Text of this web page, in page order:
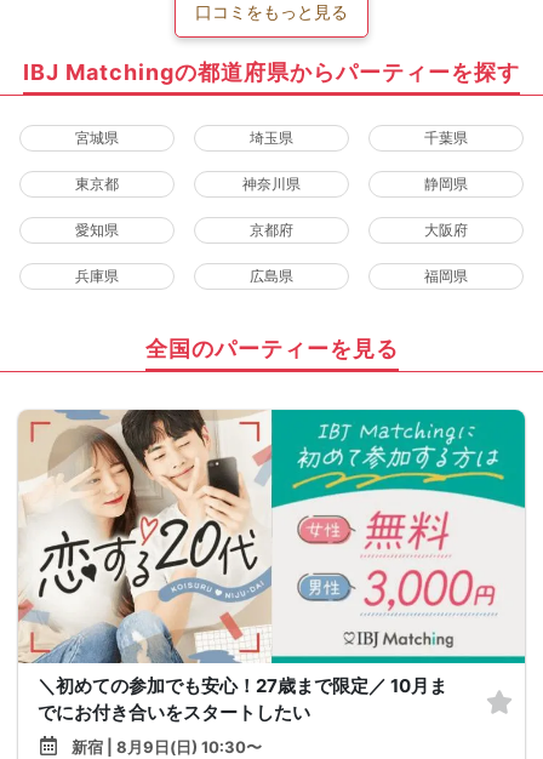
口コミをもっと見る
IBJ Matchingの都道府県からパーティーを探す
宮城県 埼玉県 千葉県
東京都 神奈川県 静岡県
愛知県 京都府 大阪府
兵庫県 広島県 福岡県
全国のパーティーを見る
＼初めての参加でも安心！27歳まで限定／ 10月ま
でにお付き合いをスタートしたい
新宿 | 8月9日(日) 10:30〜